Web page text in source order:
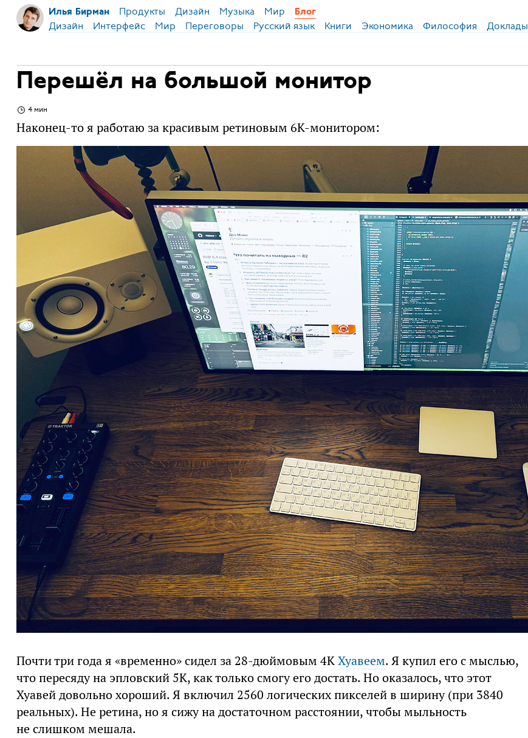
Илья Бирман Продукты Дизайн Музыка Мир Блог
Дизайн Интерфейс Мир Переговоры Русский язык Книги Экономика Философия Доклады
Перешёл на большой монитор
4 мин
Наконец-то я работаю за красивым ретиновым 6К-монитором:
Почти три года я «временно» сидел за 28-дюймовым 4КХуавеем. Я купил его с мыслью,
что пересяду на эпловский 5К, как только смогу его достать. Но оказалось, что этот
Хуавей довольно хороший. Я включил 2560 логических пикселей в ширину (при 3840
реальных). Не ретина, но я сижу на достаточном расстоянии, чтобы мыльность
не слишком мешала.